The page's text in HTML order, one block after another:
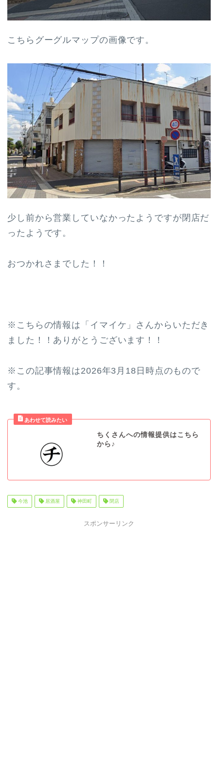
こちらグーグルマップの画像です。
少し前から営業していなかったようですが閉店だ
ったようです。
おつかれさまでした！！
※こちらの情報は「イマイケ」さんからいただき
ました！！ありがとうございます！！
※この記事情報は2026年3月18日時点のもので
す。
ちくさんへの情報提供はこちら
から♪
今池 居酒屋 神田町 閉店
スポンサーリンク